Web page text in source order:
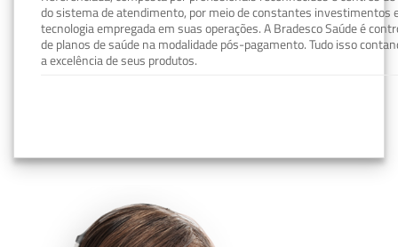
do sistema de atendimento, por meio de constantes investimentos
tecnologia empregada em suas operações. A Bradesco Saúde é
de planos de saúde na modalidade pós-pagamento. Tudo isso
a excelência de seus produtos.